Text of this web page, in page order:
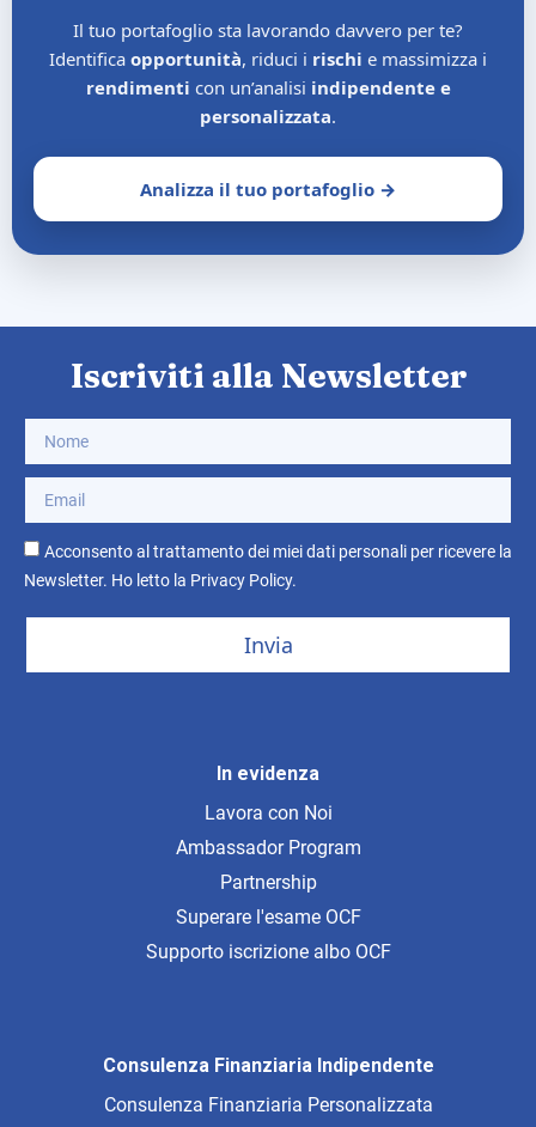
Il tuo portafoglio sta lavorando davvero per te?
Identifica opportunità, riduci i rischi e massimizza i
rendimenti con un’analisi indipendente e
personalizzata.
Analizza il tuo portafoglio →
Consulenza Finanziaria Indipendente
Consulenza Finanziaria Personalizzata
In evidenza
Lavora con Noi
Ambassador Program
Partnership
Superare l'esame OCF
Supporto iscrizione albo OCF
Iscriviti alla Newsletter
Acconsento al trattamento dei miei dati personali per ricevere la
Newsletter. Ho letto la Privacy Policy.
Invia